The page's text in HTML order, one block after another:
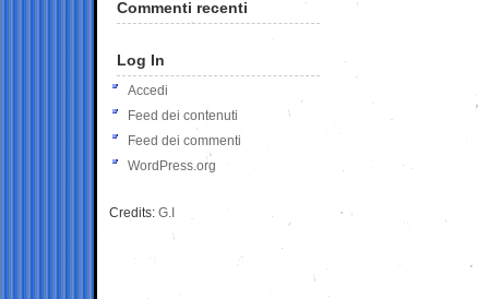
Commenti recenti
Log In
Accedi
Feed dei contenuti
Feed dei commenti
WordPress.org
Credits: G.I